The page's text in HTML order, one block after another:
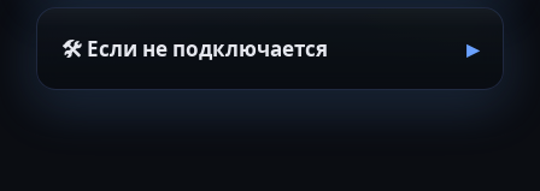
🛠 Если не подключается